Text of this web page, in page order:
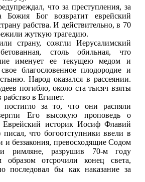
что за преступления, за
Божия Бог возвратит еврейский
рабства. И действительно, в 70
жуткую трагедию.
страну, сожгли Иерусалимский
столь обильная, что
именует ее текущею медом и
благословенное плодородие и
Народ оказался в рассеянии.
погибло, около ста тысяч взяты
в Египет.
постигло за то, что они распяли
Его высокую проповедь о
Еврейский историк Иосиф Флавий
что богоотступники ввели в
и беззакония, превосходящие Содом
разрушив 70-м году
образом отсрочили конец света,
последовал бы как наказание за